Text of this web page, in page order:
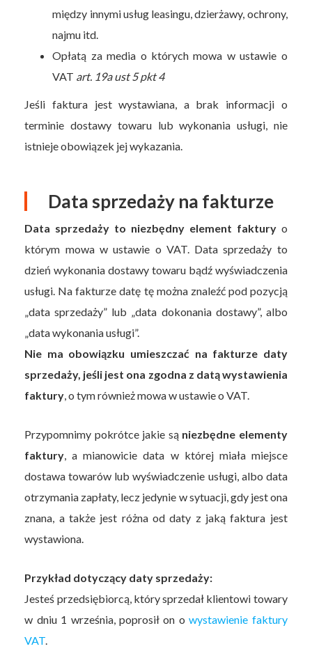
między innymi usług leasingu, dzierżawy, ochrony,
najmu itd.
Opłatą za media o których mowa w ustawie o
VAT art. 19a ust 5 pkt 4
Jeśli faktura jest wystawiana, a brak informacji o
terminie dostawy towaru lub wykonania usługi, nie
istnieje obowiązek jej wykazania.
Data sprzedaży na fakturze
Data sprzedaży to niezbędny element fakturyo
którym mowa w ustawie o VAT. Data sprzedaży to
dzień wykonania dostawy towaru bądź wyświadczenia
usługi. Na fakturze datę tę można znaleźć pod pozycją
„data sprzedaży” lub „data dokonania dostawy”, albo
„data wykonania usługi”.
Nie ma obowiązku umieszczać na fakturze daty
sprzedaży, jeśli jest ona zgodna z datą wystawienia
faktury , o tym również mowa w ustawie o VAT.
Przypomnimy pokrótce jakie są niezbędne elementy
faktury , a mianowicie data w której miała miejsce
dostawa towarów lub wyświadczenie usługi, albo data
otrzymania zapłaty, lecz jedynie w sytuacji, gdy jest ona
znana, a także jest różna od daty z jaką faktura jest
wystawiona.
Przykład dotyczący daty sprzedaży:
Jesteś przedsiębiorcą, który sprzedał klientowi towary
w dniu 1 września, poprosił on owystawienie faktury
VAT